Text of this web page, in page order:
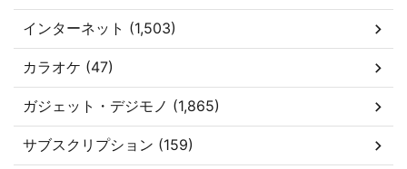
インターネット (1,503)
カラオケ (47)
ガジェット・デジモノ (1,865)
サブスクリプション (159)